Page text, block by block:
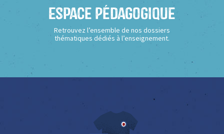
Espace Pédagogique
Retrouvez l’ensemble de nos dossiers
thématiques dédiés à l’enseignement.